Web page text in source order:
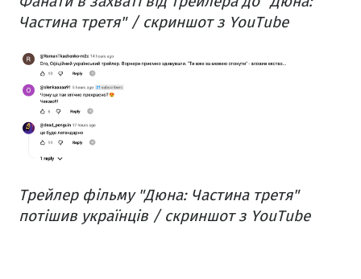
Частина третя" / скриншот з YouTube
Трейлер фільму "Дюна: Частина третя"
потішив українців / скриншот з YouTube